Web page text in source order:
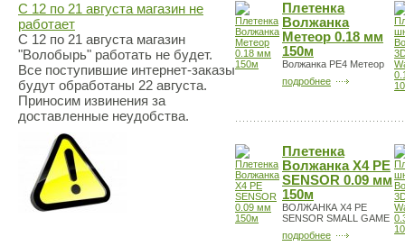
С 12 по 21 августа магазин не
работает
С 12 по 21 августа магазин
"Волобырь" работать не будет.
Все поступившие интернет-заказы
будут обработаны 22 августа.
Приносим извинения за
доставленные неудобства.
Плетенка
Волжанка
Метеор 0.18 мм
150м
Волжанка PE4 Метеор
подробнее
Плетенка
Волжанка X4 PE
SENSOR 0.09 мм
150м
ВОЛЖАНКА X4 PE
SENSOR SMALL GAME
подробнее